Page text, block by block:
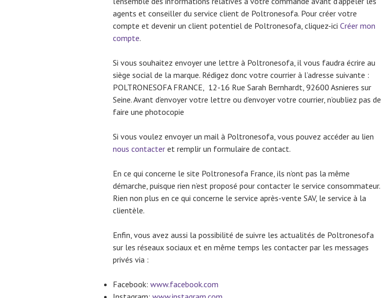
agents et conseiller du service client de Poltronesofa. Pour créer votre
compte et devenir un client potentiel de Poltronesofa, cliquez-ici Créer mon
compte.
Si vous souhaitez envoyer une lettre à Poltronesofa, il vous faudra écrire au
siège social de la marque. Rédigez donc votre courrier à l’adresse suivante :
POLTRONESOFA FRANCE, 12-16 Rue Sarah Bernhardt, 92600 Asnieres sur
Seine. Avant d’envoyer votre lettre ou d’envoyer votre courrier, n’oubliez pas de
faire une photocopie
Si vous voulez envoyer un mail à Poltronesofa, vous pouvez accéder au lien
nous contacter et remplir un formulaire de contact.
En ce qui concerne le site Poltronesofa France, ils n’ont pas la même
démarche, puisque rien n’est proposé pour contacter le service consommateur.
Rien non plus en ce qui concerne le service après-vente SAV, le service à la
clientèle.
Enfin, vous avez aussi la possibilité de suivre les actualités de Poltronesofa
sur les réseaux sociaux et en même temps les contacter par les messages
privés via :
Facebook: www.facebook.com